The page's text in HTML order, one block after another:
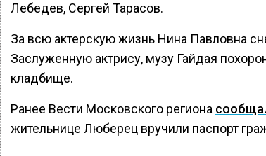
Лебедев, Сергей Тарасов.
За всю актерскую жизнь Нина Павловна
Заслуженную актрису, музу Гайдая
кладбище.
Ранее Вести Московского региона
жительнице Люберец вручили паспорт